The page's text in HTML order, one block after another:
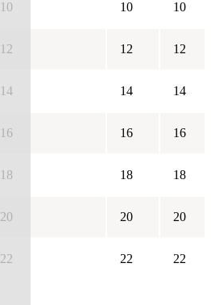
10 10 10
12 12 12
14 14 14
16 16 16
18 18 18
20 20 20
22 22 22